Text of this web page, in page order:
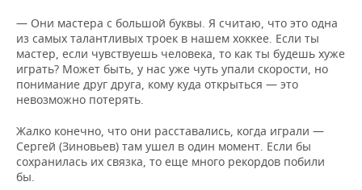
— Они мастера с большой буквы. Я считаю, что это одна
из самых талантливых троек в нашем хоккее. Если ты
мастер, если чувствуешь человека, то как ты будешь хуже
играть? Может быть, у нас уже чуть упали скорости, но
понимание друг друга, кому куда открыться — это
невозможно потерять.
Жалко конечно, что они расставались, когда играли —
Сергей (Зиновьев) там ушел в один момент. Если бы
сохранилась их связка, то еще много рекордов побили
бы.